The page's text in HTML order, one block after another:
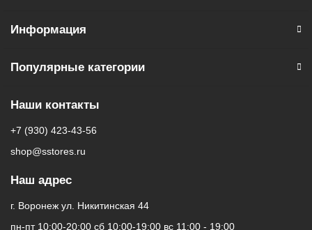
Информация
Популярные категории
Наши контакты
+7 (930) 423-43-56
shop@sstores.ru
Наш адрес
г. Воронеж ул. Никитинская 44
пн-пт 10:00-20:00 сб 10:00-19:00 вс 11:00 - 19:00